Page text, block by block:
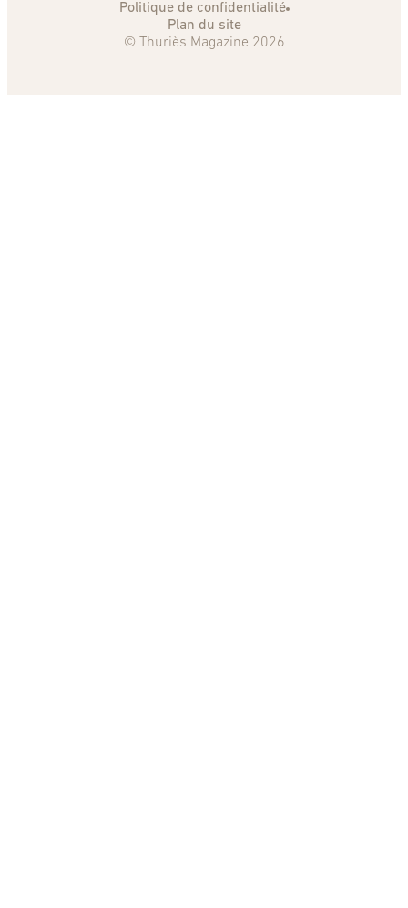
Politique de confidentialité
Plan du site
© Thuriès Magazine 2026